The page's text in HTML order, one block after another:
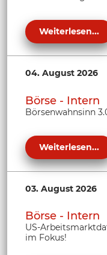
Weiterlesen...
04. August 2026
Börse - Intern
Börsenwahnsinn
Weiterlesen...
03. August 2026
Börse - Intern
US-
im Fokus!